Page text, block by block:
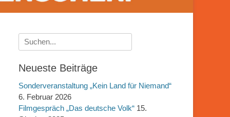
Suchen
nach:
Neueste Beiträge
Sonderveranstaltung „Kein Land für Niemand“
6. Februar 2026
Filmgespräch „Das deutsche Volk“ 15.